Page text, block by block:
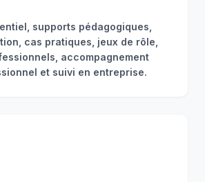
supports pédagogiques,
cas pratiques, jeux de rôle,
accompagnement
et suivi en entreprise.